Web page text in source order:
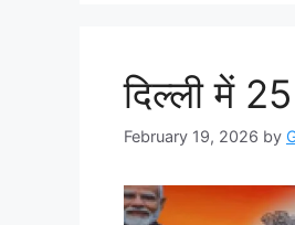
दिल्ली में
February 19, 2026 by